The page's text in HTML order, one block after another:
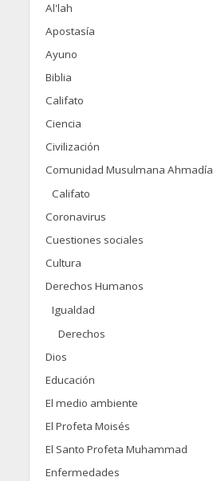
Al'lah
Apostasía
Ayuno
Biblia
Califato
Ciencia
Civilización
Comunidad Musulmana Ahmadía
Califato
Coronavirus
Cuestiones sociales
Cultura
Derechos Humanos
Igualdad
Derechos
Dios
Educación
El medio ambiente
El Profeta Moisés
El Santo Profeta Muhammad
Enfermedades